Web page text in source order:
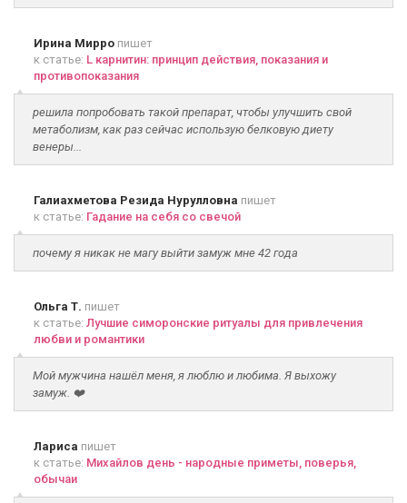
Ирина Мирро пишет
к статье: L карнитин: принцип действия, показания и
противопоказания
решила попробовать такой препарат, чтобы улучшить свой
метаболизм, как раз сейчас использую белковую диету
венеры...
Галиахметова Резида Нурулловна пишет
к статье: Гадание на себя со свечой
почему я никак не магу выйти замуж мне 42 года
Ольга Т. пишет
к статье: Лучшие симоронские ритуалы для привлечения
любви и романтики
Мой мужчина нашёл меня, я люблю и любима. Я выхожу
замуж. ❤️
Лариса пишет
к статье: Михайлов день - народные приметы, поверья,
обычаи